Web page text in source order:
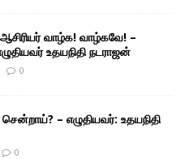
வாழ்க! வாழ்கவே! –
உதயநிதி நடராஜன்
0
– எழுதியவர்: உதயநிதி
0